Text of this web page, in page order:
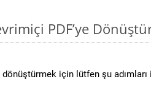
PDF’ye
dönüştürmek için lütfen şu adımları